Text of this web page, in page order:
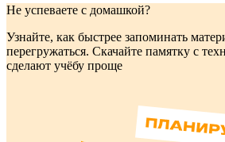
Не успеваете с домашкой?
Узнайте, как быстрее запоминать
перегружаться. Скачайте памятку с
сделают учёбу проще